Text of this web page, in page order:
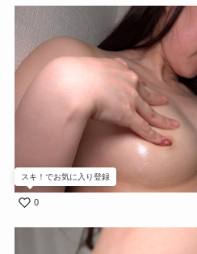
0
スキ！でお気に入り登録